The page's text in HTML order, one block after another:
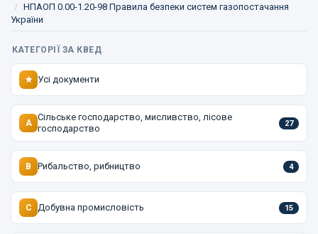
НПАОП 0.00-1.20-98 Правила безпеки систем газопостачання
України
КАТЕГОРІЇ ЗА КВЕД
★ Усі документи
A
Сільське господарство, мисливство, лісове
господарство
27
B Рибальство, рибництво 4
C Добувна промисловість 15